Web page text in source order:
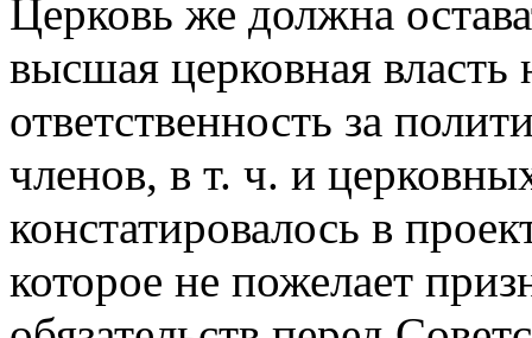
Церковь же должна
высшая церковная власть
ответственность за
членов, в т. ч. и
констатировалось в
которое не пожелает